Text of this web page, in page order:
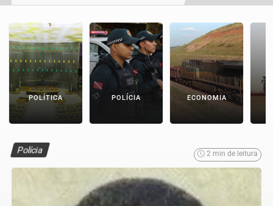
POLÍTICA POLÍCIA ECONOMIA
Polícia 2 min de leitura